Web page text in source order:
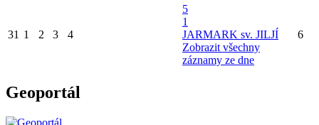
31 1 2 3 4
5
1
JARMARK sv. JILJÍ
Zobrazit všechny
záznamy ze dne
6
Geoportál